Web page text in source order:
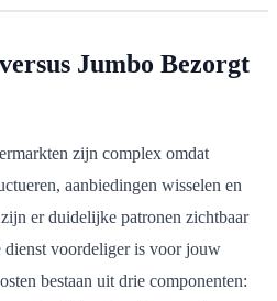
Jumbo Bezorgt
zijn complex omdat
aanbiedingen wisselen en
er duidelijke patronen zichtbaar
dienst voordeliger is voor jouw
bestaan uit drie componenten: